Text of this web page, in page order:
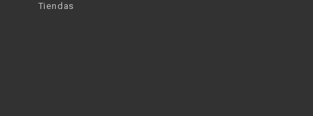
Tiendas